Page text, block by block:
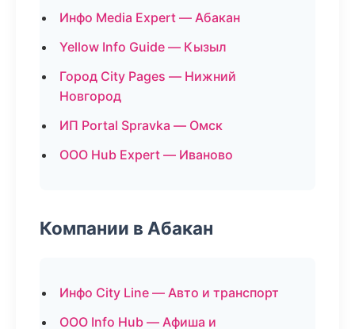
Инфо Media Expert — Абакан
Yellow Info Guide — Кызыл
Город City Pages — Нижний
Новгород
ИП Portal Spravka — Омск
ООО Hub Expert — Иваново
Компании в Абакан
Инфо City Line — Авто и транспорт
ООО Info Hub — Афиша и